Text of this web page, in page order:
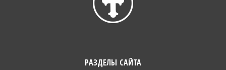
РАЗДЕЛЫ САЙТА